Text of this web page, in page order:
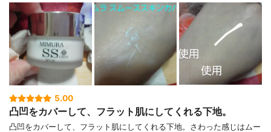
5.00
凸凹をカバーして、フラット肌にしてくれる下地。
凸凹をカバーして、フラット肌にしてくれる下地。さわった感じはムー